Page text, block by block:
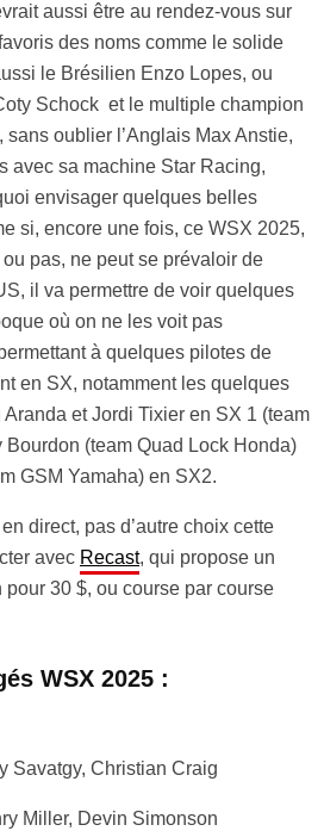
aussi être au rendez-vous sur
des noms comme le solide
le Brésilien Enzo Lopes, ou
Schock et le multiple champion
oublier l’Anglais Max Anstie,
avec sa machine Star Racing,
envisager quelques belles
si, encore une fois, ce WSX 2025,
pas, ne peut se prévaloir de
il va permettre de voir quelques
où on ne les voit pas
à quelques pilotes de
en SX, notamment les quelques
et Jordi Tixier en SX 1 (team
Bourdon (team Quad Lock Honda)
GSM Yamaha) en SX2.
direct, pas d’autre choix cette
avec Recast, qui propose un
30 $, ou course par course
WSX 2025 :
Savatgy, Christian Craig
Miller, Devin Simonson